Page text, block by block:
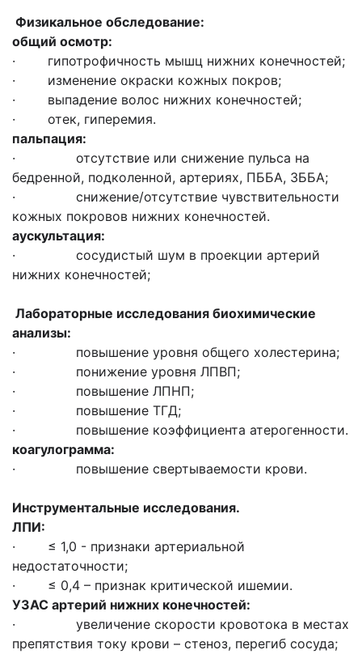
Физикальное обследование:
общий осмотр:
· гипотрофичность мышц нижних конечностей;
· изменение окраски кожных покров;
· выпадение волос нижних конечностей;
· отек, гиперемия.
пальпация:
· отсутствие или снижение пульса на
бедренной, подколенной, артериях, ПББА, ЗББА;
· снижение/отсутствие чувствительности
кожных покровов нижних конечностей.
аускультация:
· сосудистый шум в проекции артерий
нижних конечностей;
Лабораторные исследования биохимические
анализы:
· повышение уровня общего холестерина;
· понижение уровня ЛПВП;
· повышение ЛПНП;
· повышение ТГД;
· повышение коэффициента атерогенности.
коагулограмма:
· повышение свертываемости крови.
Инструментальные исследования.
ЛПИ:
· ≤ 1,0 - признаки артериальной
недостаточности;
· ≤ 0,4 – признак критической ишемии.
УЗАС артерий нижних конечностей:
· увеличение скорости кровотока в местах
препятствия току крови – стеноз, перегиб сосуда;